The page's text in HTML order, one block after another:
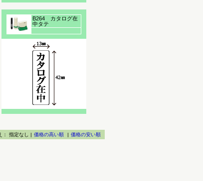
B264 カタログ在
中タテ
(黒)13×42MM浸透
印
： 指定なし | 価格の高い順 | 価格の安い順